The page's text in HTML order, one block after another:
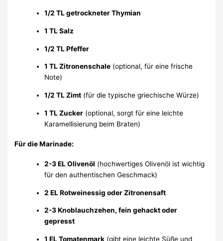
1/2 TL getrockneter Thymian
1 TL Salz
1/2 TL Pfeffer
1 TL Zitronenschale (optional, für eine frische
Note)
1/2 TL Zimt (für die typische griechische Würze)
1 TL Zucker (optional, sorgt für eine leichte
Karamellisierung beim Braten)
Für die Marinade:
2-3 EL Olivenöl (hochwertiges Olivenöl ist wichtig
für den authentischen Geschmack)
2 EL Rotweinessig oder Zitronensaft
2-3 Knoblauchzehen, fein gehackt oder
gepresst
1 EL Tomatenmark (gibt eine leichte Süße und